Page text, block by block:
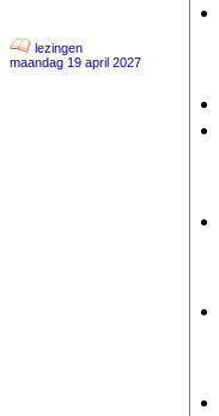
lezingen
maandag 19 april 2027